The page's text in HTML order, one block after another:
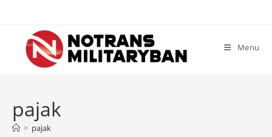
content
Menu
pajak
> pajak